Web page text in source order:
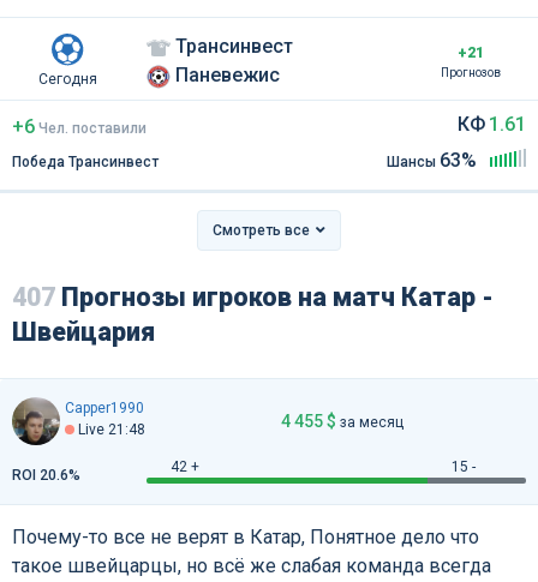
Сегодня
Трансинвест
Паневежис
+21
Прогнозов
+6 Чел. поставили
Победа Трансинвест
КФ 1.61
Шансы 63%
Смотреть все
407 Прогнозы игроков на матч Катар -
Швейцария
Capper1990
Live 21:48
4 455 $ за месяц
42 + 15 -
ROI 20.6%
Почему-то все не верят в Катар, Понятное дело что
такое швейцарцы, но всё же слабая команда всегда